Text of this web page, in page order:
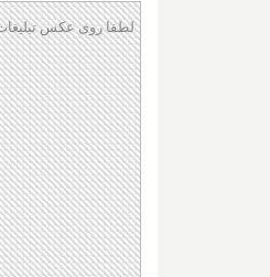
لطفا روی عکس